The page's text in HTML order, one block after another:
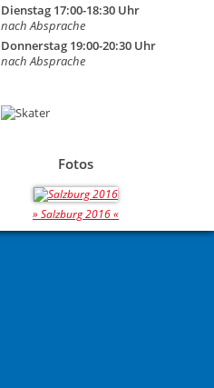
Dienstag 17:00-18:30 Uhr
nach Absprache
Donnerstag 19:00-20:30 Uhr
nach Absprache
Fotos
» Salzburg 2016 «